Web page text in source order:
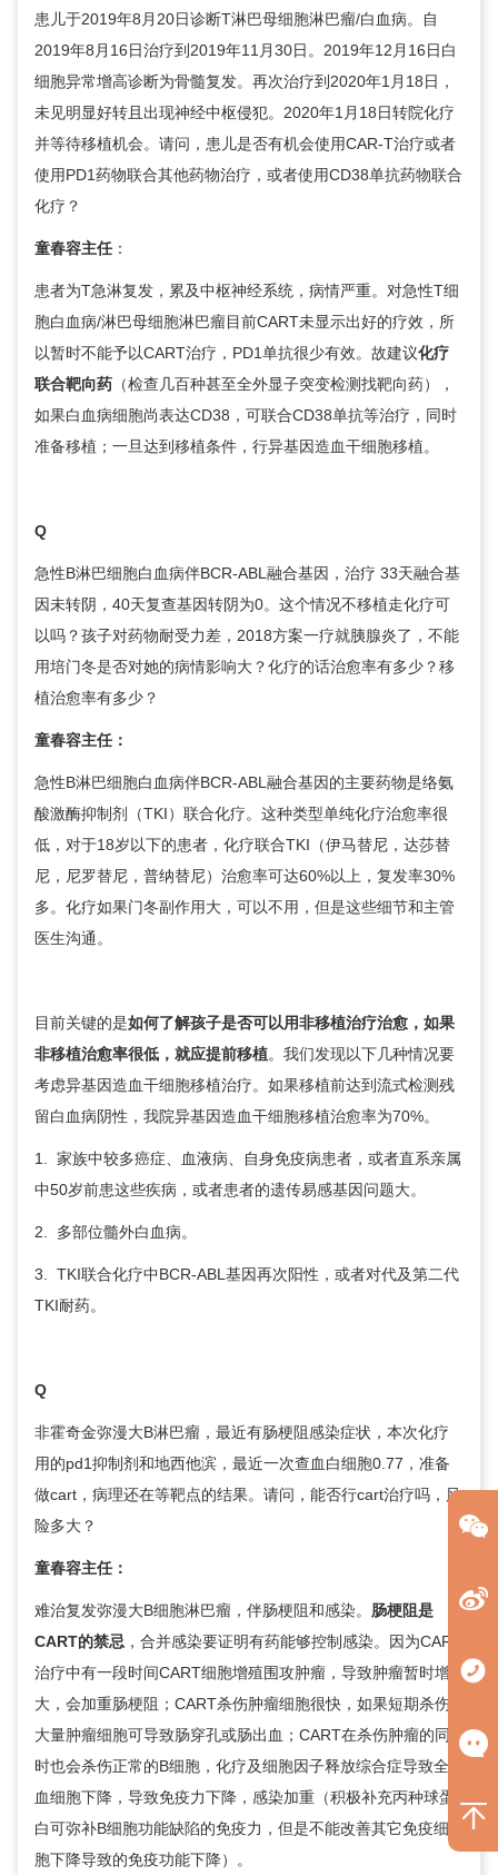
患儿于2019年8月20日诊断T淋巴母细胞淋巴瘤/白血病。自
2019年8月16日治疗到2019年11月30日。2019年12月16日白
细胞异常增高诊断为骨髓复发。再次治疗到2020年1月18日，
未见明显好转且出现神经中枢侵犯。2020年1月18日转院化疗
并等待移植机会。请问，患儿是否有机会使用CAR-T治疗或者
使用PD1药物联合其他药物治疗，或者使用CD38单抗药物联合
化疗？
童春容主任 ：
患者为T急淋复发，累及中枢神经系统，病情严重。对急性T细
胞白血病/淋巴母细胞淋巴瘤目前CART未显示出好的疗效，所
以暂时不能予以CART治疗，PD1单抗很少有效。故建议化疗
联合靶向药 （检查几百种甚至全外显子突变检测找靶向药），
如果白血病细胞尚表达CD38，可联合CD38单抗等治疗，同时
准备移植；一旦达到移植条件，行异基因造血干细胞移植。
Q
急性B淋巴细胞白血病伴BCR-ABL融合基因，治疗 33天融合基
因未转阴，40天复查基因转阴为0。这个情况不移植走化疗可
以吗？孩子对药物耐受力差，2018方案一疗就胰腺炎了，不能
用培门冬是否对她的病情影响大？化疗的话治愈率有多少？移
植治愈率有多少？
童春容主任：
急性B淋巴细胞白血病伴BCR-ABL融合基因的主要药物是络氨
酸激酶抑制剂（TKI）联合化疗。这种类型单纯化疗治愈率很
低，对于18岁以下的患者，化疗联合TKI（伊马替尼，达莎替
尼，尼罗替尼，普纳替尼）治愈率可达60%以上，复发率30%
多。化疗如果门冬副作用大，可以不用，但是这些细节和主管
医生沟通。
目前关键的是如何了解孩子是否可以用非移植治疗治愈，如果
非移植治愈率很低，就应提前移植。我们发现以下几种情况要
考虑异基因造血干细胞移植治疗。如果移植前达到流式检测残
留白血病阴性，我院异基因造血干细胞移植治愈率为70%。
1. 家族中较多癌症、血液病、自身免疫病患者，或者直系亲属
中50岁前患这些疾病，或者患者的遗传易感基因问题大。
2. 多部位髓外白血病。
3. TKI联合化疗中BCR-ABL基因再次阳性，或者对代及第二代
TKI耐药。
Q
非霍奇金弥漫大B淋巴瘤，最近有肠梗阻感染症状，本次化疗
用的pd1抑制剂和地西他滨，最近一次查血白细胞0.77，准备
做cart，病理还在等靶点的结果。请问，能否行cart治疗吗，风
险多大？
童春容主任：
难治复发弥漫大B细胞淋巴瘤，伴肠梗阻和感染。 肠梗阻是
CART的禁忌 ，合并感染要证明有药能够控制感染。因为CART
治疗中有一段时间CART细胞增殖围攻肿瘤，导致肿瘤暂时增
大，会加重肠梗阻 ；CART杀伤肿瘤细胞很快，如果短期杀伤
大量肿瘤细胞可导致肠穿孔或肠出血；CART在杀伤肿瘤的同
时也会杀伤正常的B细胞，化疗及细胞因子释放综合症导致全
血细胞下降，导致免疫力下降，感染加重（积极补充丙种球蛋
白可弥补B细胞功能缺陷的免疫力，但是不能改善其它免疫细
胞下降导致的免疫功能下降）。